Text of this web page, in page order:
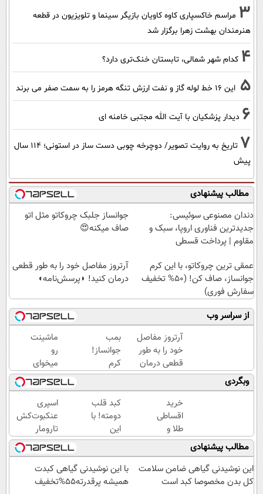
3 مراسم خاکسپاری کاوه کاویان بازیگر سینما و تلویزیون در قطعه
هنرمندان بهشت زهرا برگزار شد
4 کدام شهر شمالی، تابستان خنک‌تری دارد؟
5 این 16 خط لوله گاز و نفت ارزش تنگه هرمز را به سمت صفر می برند
6 دیدار پزشکیان با آیت الله مجتبی خامنه ای
7
تاریخ به روایت تصویر/ دوچرخه چوبی دست ساز در استونی؛ 114 سال
پیش
مطالب پیشنهادی
دندان مصنوعی سوئیسی:
جدیدترین فناوری اروپا، سبک و
مقاوم | پرداخت قسطی
جوانساز جلبک چروکاتو مثل اتو
صاف میکنه😍
عمقی ترین چروکاتو، با این کرم
جوانساز، صاف کن! (50% تخفیف
سفارش فوری)
آرتروز مفاصل خود را به طور قطعی
درمان کنید! ◗پرسش‌نامه◖
از سراسر وب
آرتروز مفاصل
خود را به طور
قطعی درمان
کنید!
◗پرسش‌نامه◖
بمب
جوانساز!
کرم
بوتاکس
جلبک
اسپیرولینا50%تخفیف
ماشینت
رو
میخوای
بفروشی؟
اینجا یک
روزه
برات
میفروشه
وبگردی
خرید
اقساطی
طلا و
گوشی
فقط با
یک برگ
چک
کبد قلب
دومته! با
این
دمنوش
گیاهی
پاکسازیش
کن55%تخفیف
اسپری
عنکبوت‌‌کش
تارومار
ازبین‌برنده
انواع
عنکبوت
مطالب پیشنهادی
این نوشیدنی گیاهی ضامن سلامت
کل بدن مخصوصا کبد است
با این نوشیدنی گیاهی کبدت
همیشه پرقدرته55%تخفیف